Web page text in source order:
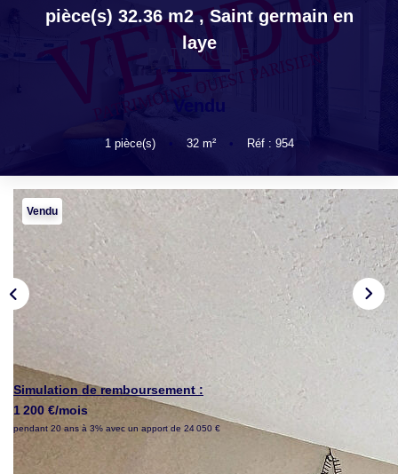
OFF MARKET
NORMANDIE/LA BAULE
PROPRIETES/CHATEAUX
NOTRE AGENCE
Notre Équipe
Actualités
pièce(s) 32.36 m2 , Saint germain en
laye
Vendu
1 pièce(s) 32m² Réf : 954
Vendu
Simulation de remboursement :
1 200 €/mois
pendant 20 ans à 3% avec un apport de 24 050 €